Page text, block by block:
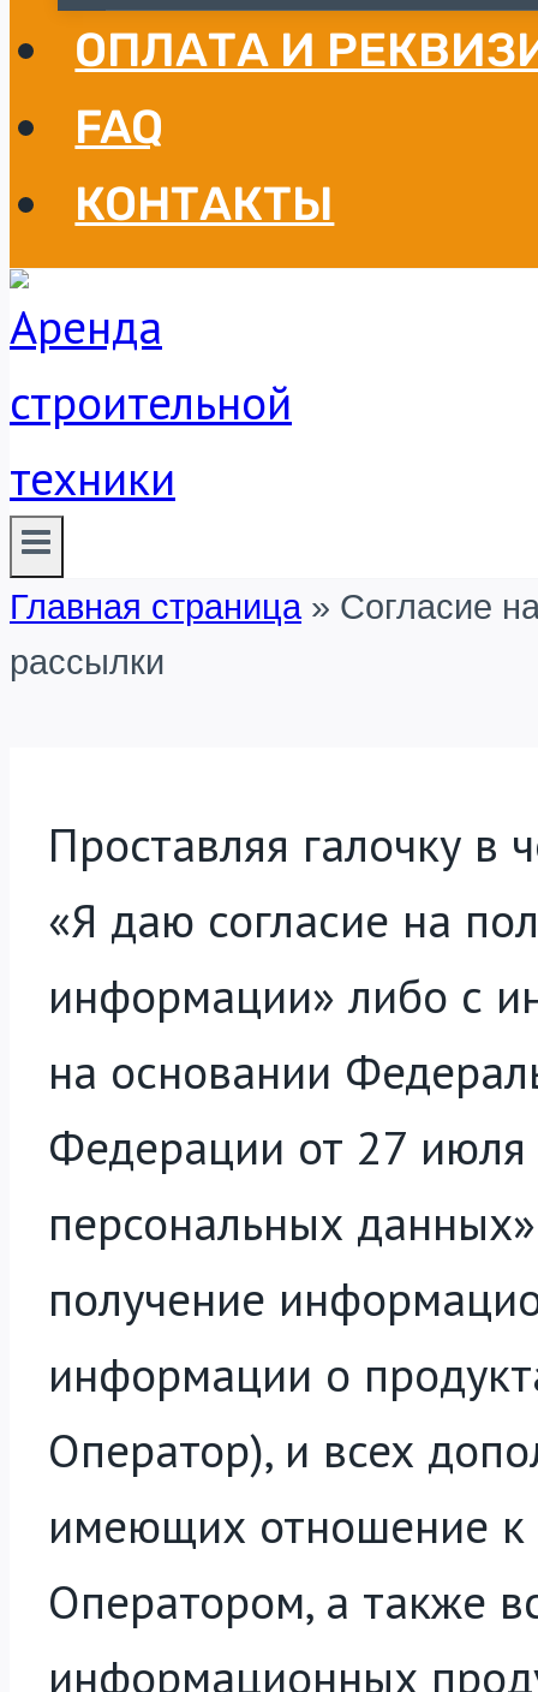
ОПЛАТА И
FAQ
КОНТАКТЫ
Главная страница» Согласие
рассылки
Проставляя галочку в
«Я даю согласие на
информации» либо с
на основании
Федерации от 27
персональных
получение
информации о
Оператор), и всех
имеющих отношение к
Оператором, а также
информационных